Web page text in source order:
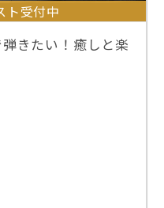
ト受付中
きたい！癒しと楽